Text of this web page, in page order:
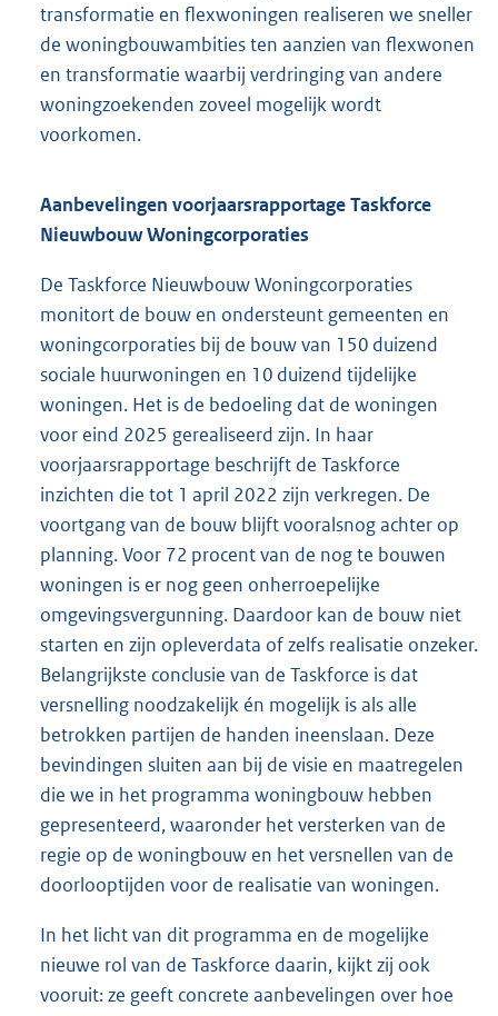
transformatie en flexwoningen realiseren we sneller
de woningbouwambities ten aanzien van flexwonen
en transformatie waarbij verdringing van andere
woningzoekenden zoveel mogelijk wordt
voorkomen.
Aanbevelingen voorjaarsrapportage Taskforce
Nieuwbouw Woningcorporaties
De Taskforce Nieuwbouw Woningcorporaties
monitort de bouw en ondersteunt gemeenten en
woningcorporaties bij de bouw van 150 duizend
sociale huurwoningen en 10 duizend tijdelijke
woningen. Het is de bedoeling dat de woningen
voor eind 2025 gerealiseerd zijn. In haar
voorjaarsrapportage beschrijft de Taskforce
inzichten die tot 1 april 2022 zijn verkregen. De
voortgang van de bouw blijft vooralsnog achter op
planning. Voor 72 procent van de nog te bouwen
woningen is er nog geen onherroepelijke
omgevingsvergunning. Daardoor kan de bouw niet
starten en zijn opleverdata of zelfs realisatie onzeker.
Belangrijkste conclusie van de Taskforce is dat
versnelling noodzakelijk én mogelijk is als alle
betrokken partijen de handen ineenslaan. Deze
bevindingen sluiten aan bij de visie en maatregelen
die we in het programma woningbouw hebben
gepresenteerd, waaronder het versterken van de
regie op de woningbouw en het versnellen van de
doorlooptijden voor de realisatie van woningen.
In het licht van dit programma en de mogelijke
nieuwe rol van de Taskforce daarin, kijkt zij ook
vooruit: ze geeft concrete aanbevelingen over hoe